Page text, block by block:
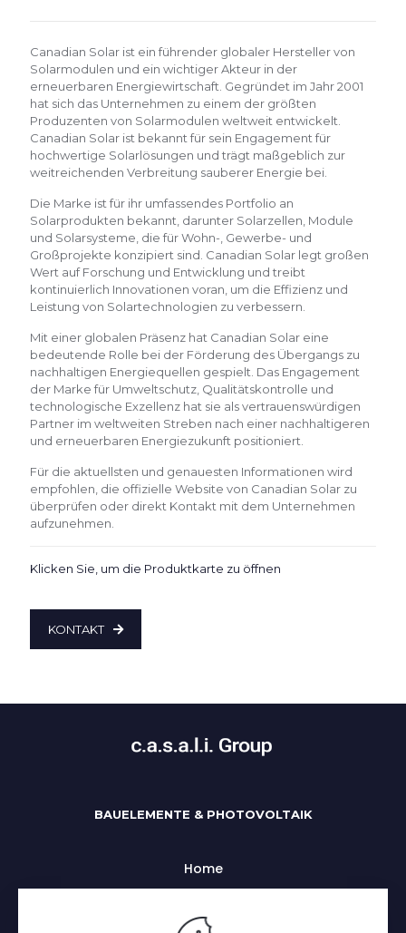
Canadian Solar ist ein führender globaler Hersteller von
Solarmodulen und ein wichtiger Akteur in der
erneuerbaren Energiewirtschaft. Gegründet im Jahr 2001
hat sich das Unternehmen zu einem der größten
Produzenten von Solarmodulen weltweit entwickelt.
Canadian Solar ist bekannt für sein Engagement für
hochwertige Solarlösungen und trägt maßgeblich zur
weitreichenden Verbreitung sauberer Energie bei.
Die Marke ist für ihr umfassendes Portfolio an
Solarprodukten bekannt, darunter Solarzellen, Module
und Solarsysteme, die für Wohn-, Gewerbe- und
Großprojekte konzipiert sind. Canadian Solar legt großen
Wert auf Forschung und Entwicklung und treibt
kontinuierlich Innovationen voran, um die Effizienz und
Leistung von Solartechnologien zu verbessern.
Mit einer globalen Präsenz hat Canadian Solar eine
bedeutende Rolle bei der Förderung des Übergangs zu
nachhaltigen Energiequellen gespielt. Das Engagement
der Marke für Umweltschutz, Qualitätskontrolle und
technologische Exzellenz hat sie als vertrauenswürdigen
Partner im weltweiten Streben nach einer nachhaltigeren
und erneuerbaren Energiezukunft positioniert.
Für die aktuellsten und genauesten Informationen wird
empfohlen, die offizielle Website von Canadian Solar zu
überprüfen oder direkt Kontakt mit dem Unternehmen
aufzunehmen.
Klicken Sie, um die Produktkarte zu öffnen
KONTAKT
BAUELEMENTE & PHOTOVOLTAIK
Home
Alle Kategorien